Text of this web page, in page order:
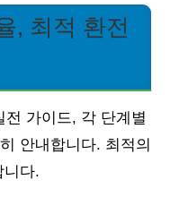
, 최적 환전
전 가이드, 각 단계별
안내합니다. 최적의
니다.